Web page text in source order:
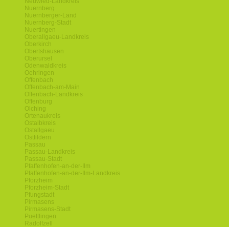
Nuernberg
Nuernberger-Land
Nuernberg-Stadt
Nuertingen
Oberallgaeu-Landkreis
Oberkirch
Obertshausen
Oberursel
Odenwaldkreis
Oehringen
Offenbach
Offenbach-am-Main
Offenbach-Landkreis
Offenburg
Olching
Ortenaukreis
Ostalbkreis
Ostallgaeu
Ostfildern
Passau
Passau-Landkreis
Passau-Stadt
Pfaffenhofen-an-der-Ilm
Pfaffenhofen-an-der-Ilm-Landkreis
Pforzheim
Pforzheim-Stadt
Pfungstadt
Pirmasens
Pirmasens-Stadt
Puettlingen
Radolfzell